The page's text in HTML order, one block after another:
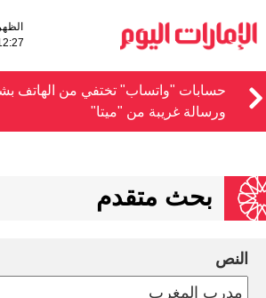
الظهر
حسابات "واتساب" تختفي من الهاتف
ورسالة غريبة من "ميتا"
بحث متقدم
النص